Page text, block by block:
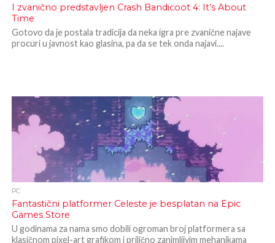
I zvanično predstavljen Crash Bandicoot 4: It’s About
Time
Gotovo da je postala tradicija da neka igra pre zvanične najave
procuri u javnost kao glasina, pa da se tek onda najavi....
PC
Fantastični platformer Celeste je besplatan na Epic
Games Store
U godinama za nama smo dobili ogroman broj platformera sa
klasičnom pixel-art grafikom i prilično zanimljivim mehanikama